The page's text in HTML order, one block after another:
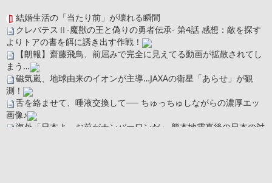
結婚生活の「当たり前」が壊れる瞬間
クレバテスⅡ-魔獣の王と偽りの勇者伝承- 第4話 感想：敵を探す
よりトアの書を餌に誘き出す作戦！
【朗報】齋藤飛鳥、前屈みで完全に見えてる動画が拡散されてし
まう…
磁気嵐、地球由来のイオンが主導…JAXAの衛星「あらせ」が観
測！
舌を絡ませて、唾液交換して── ちゅっちゅしながらの濃厚エッ
画像♪
海外「日本よ、お前がナンバーワンだ」 熊本地震直後の日本の対